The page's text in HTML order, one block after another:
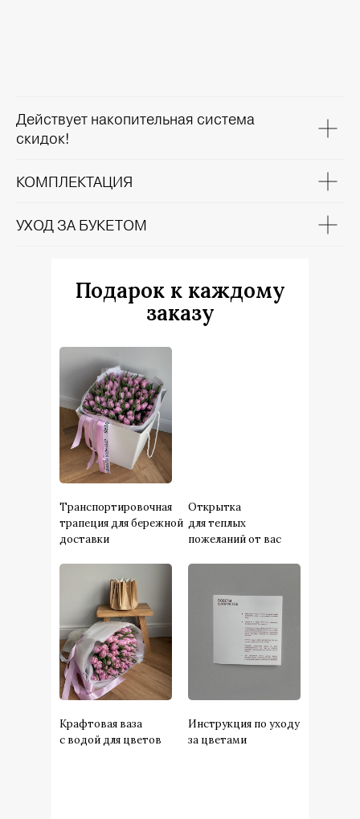
Действует накопительная система
скидок!
КОМПЛЕКТАЦИЯ
УХОД ЗА БУКЕТОМ
Транспортировочная
трапеция для бережной
доставки
Открытка
для теплых
пожеланий от вас
Крафтовая ваза
с водой для цветов
Инструкция по уходу
за цветами
Подарок к каждому
заказу